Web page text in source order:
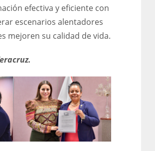
efectiva y eficiente con
escenarios alentadores
mejoren su calidad de vida.